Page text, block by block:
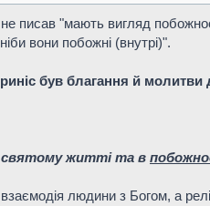
писав "мають вигляд
вони побожні (внутрі)".
був благання й
святому житті та в
людини з Богом, а